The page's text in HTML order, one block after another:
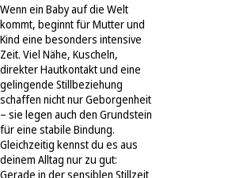
Wenn ein Baby auf die Welt
kommt, beginnt für Mutter und
Kind eine besonders intensive
Zeit. Viel Nähe, Kuscheln,
direkter Hautkontakt und eine
gelingende Stillbeziehung
schaffen nicht nur Geborgenheit
– sie legen auch den Grundstein
für eine stabile Bindung.
Gleichzeitig kennst du es aus
deinem Alltag nur zu gut:
Gerade in der sensiblen Stillzeit